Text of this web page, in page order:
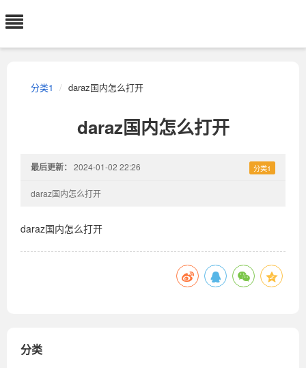
分类1 daraz国内怎么打开
daraz国内怎么打开
最后更新： 2024-01-02 22:26 分类1
daraz国内怎么打开
daraz国内怎么打开
分类